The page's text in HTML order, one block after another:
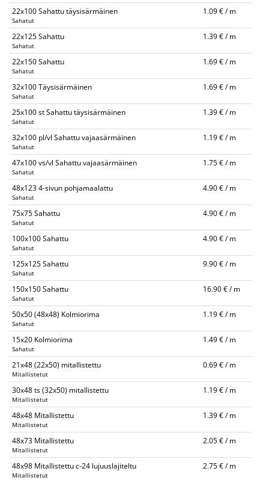
22x100 Sahattu täysisärmäinen
Sahatut
1.09 € / m
22x125 Sahattu
Sahatut
1.39 € / m
22x150 Sahattu
Sahatut
1.69 € / m
32x100 Täysisärmäinen
Sahatut
1.69 € / m
25x100 st Sahattu täysisärmäinen
Sahatut
1.39 € / m
32x100 pl/vl Sahattu vajaasärmäinen
Sahatut
1.19 € / m
47x100 vs/vl Sahattu vajaasärmäinen
Sahatut
1.75 € / m
48x123 4-sivun pohjamaalattu
Sahatut
4.90 € / m
75x75 Sahattu
Sahatut
4.90 € / m
100x100 Sahattu
Sahatut
4.90 € / m
125x125 Sahattu
Sahatut
9.90 € / m
150x150 Sahattu
Sahatut
16.90 € / m
50x50 (48x48) Kolmiorima
Sahatut
1.19 € / m
15x20 Kolmiorima
Sahatut
1.49 € / m
21x48 (22x50) mitallistettu
Mitallistetut
0.69 € / m
30x48 ts (32x50) mitallistettu
Mitallistetut
1.19 € / m
48x48 Mitallistettu
Mitallistetut
1.39 € / m
48x73 Mitallistettu
Mitallistetut
2.05 € / m
48x98 Mitallistettu c-24 lujuuslajiteltu
Mitallistetut
2.75 € / m